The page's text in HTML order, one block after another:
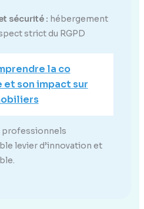
sécurité : hébergement
strict du RGPD
la co
son impact sur
professionnels
levier d’innovation et